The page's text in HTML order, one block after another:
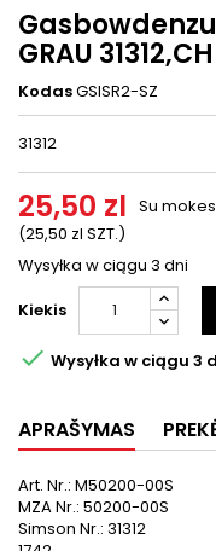
GRAU 31312,CH
KodasGSISR2-SZ
31312
25,50 zl
(25,50 zl SZT.)
Su
Wysyłka w ciągu 3 dni
Kiekis
 Wysyłka w ciągu 3
APRAŠYMAS
Art. Nr.: M50200-00S
MZA Nr.: 50200-00S
Simson Nr.: 31312